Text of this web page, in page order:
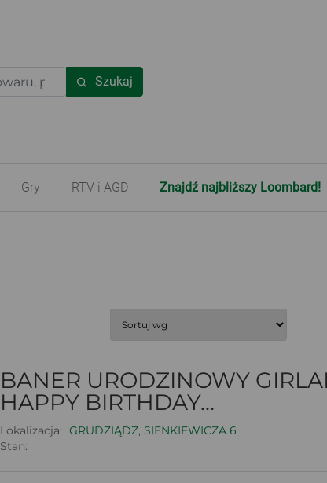
Szukaj
Gry RTV i AGD Znajdź najbliższy Loombard!
BANER URODZINOWY
HAPPY BIRTHDAY...
Lokalizacja: GRUDZIĄDZ, SIENKIEWICZA 6
Stan: